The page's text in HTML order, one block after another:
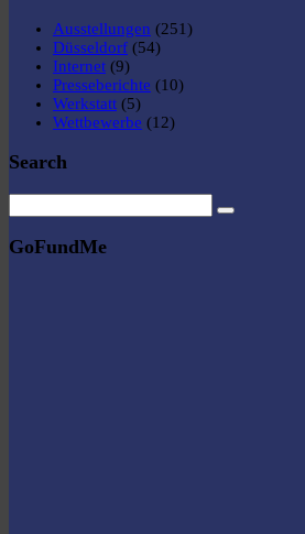
Ausstellungen (251)
Düsseldorf (54)
Internet (9)
Presseberichte (10)
Werkstatt (5)
Wettbewerbe (12)
Search
GoFundMe